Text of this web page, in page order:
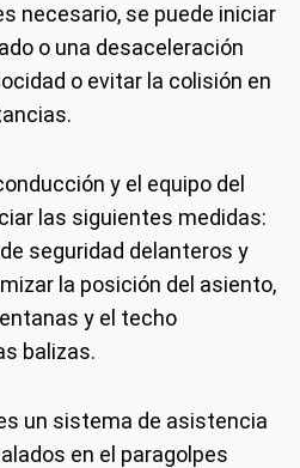
necesario, se puede iniciar
o una desaceleración
o evitar la colisión en
y el equipo del
las siguientes medidas:
seguridad delanteros y
la posición del asiento,
y el techo
balizas.
un sistema de asistencia
en el paragolpes